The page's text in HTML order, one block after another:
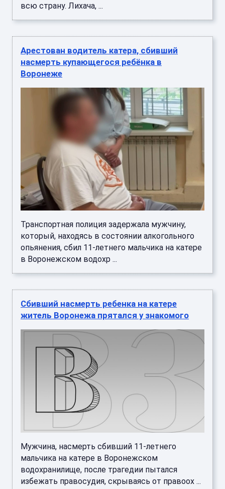
всю страну. Лихача, ...
Арестован водитель катера, сбивший
насмерть купающегося ребёнка в
Воронеже
Транспортная полиция задержала мужчину,
который, находясь в состоянии алкогольного
опьянения, сбил 11-летнего мальчика на катере
в Воронежском водохр ...
Сбивший насмерть ребенка на катере
житель Воронежа прятался у знакомого
Мужчина, насмерть сбивший 11-летнего
мальчика на катере в Воронежском
водохранилище, после трагедии пытался
избежать правосудия, скрываясь от правоох ...